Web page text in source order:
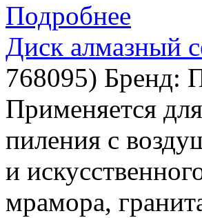
Подробнее
Диск алмазный
768095) Бренд:
Применяется
пиления с
и
мрамора,